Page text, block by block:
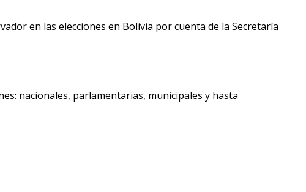
en las elecciones en Bolivia por cuenta de la Secretaría
nacionales, parlamentarias, municipales y hasta